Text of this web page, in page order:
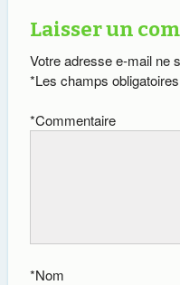
Laisser un
Votre adresse e-mail ne
Les champs
*
Commentaire
*
Nom
*